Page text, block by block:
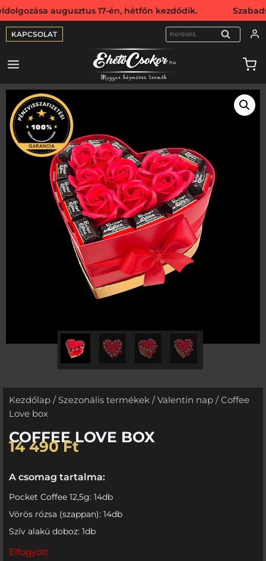
17-én, hétfőn kezdődik. Szabadság
KAPCSOLAT KERESÉS
Kezdőlap / Szezonális termékek /Valentin nap / Coffee
Love box
COFFEE LOVE BOX
14 490Ft
A csomag tartalma:
Pocket Coffee 12,5g: 14db
Vörös rózsa (szappan): 14db
Szív alakú doboz: 1db
Elfogyott